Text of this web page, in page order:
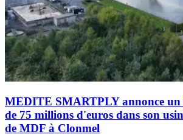
MEDITE SMARTPLY annonce un
de 75 millions d'euros dans son
de MDF à Clonmel